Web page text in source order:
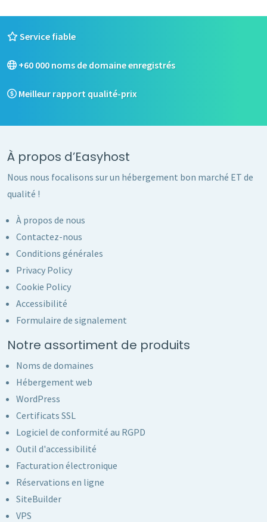
Service fiable
+60 000 noms de domaine enregistrés
Meilleur rapport qualité-prix
À propos d’Easyhost
Nous nous focalisons sur un hébergement bon marché ET de
qualité !
À propos de nous
Contactez-nous
Conditions générales
Privacy Policy
Cookie Policy
Accessibilité
Formulaire de signalement
Notre assortiment de produits
Noms de domaines
Hébergement web
WordPress
Certificats SSL
Logiciel de conformité au RGPD
Outil d'accessibilité
Facturation électronique
Réservations en ligne
SiteBuilder
VPS